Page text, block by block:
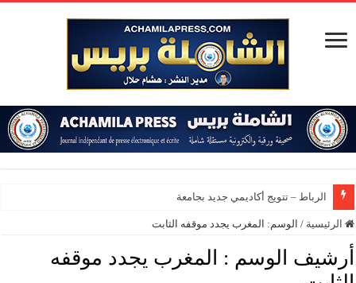
الرباط – تتويج أكاديمي جديد بجامعة محمد ال
الرئيسية / الوسم: المغرب يجدد موقفه الثابت
أرشيف الوسم :
المغرب يجدد موقفه